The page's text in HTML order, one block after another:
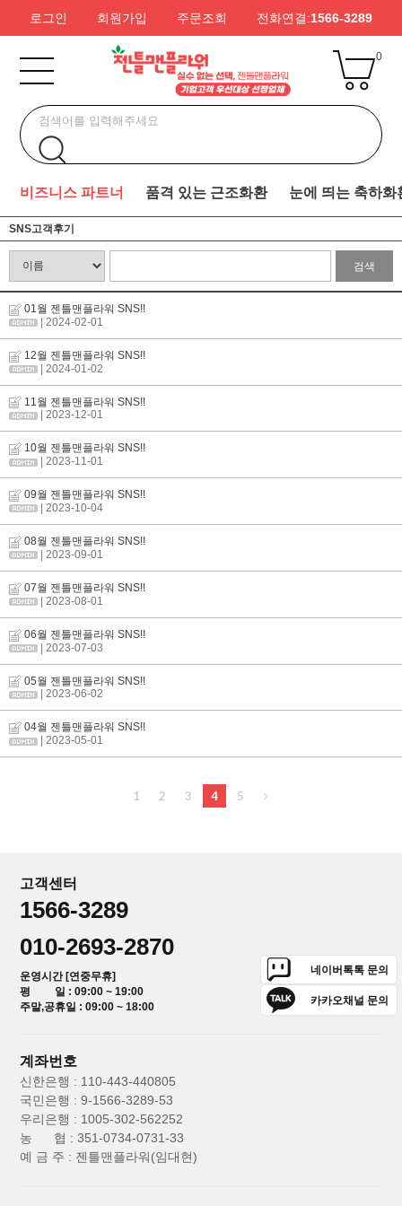
로그인 회원가입 주문조회 전화연결:1566-3289
0
비즈니스 파트너 품격 있는 근조화환 눈에 띄는 축하화
SNS고객후기
검색
01월 젠틀맨플라워 SNS!!
| 2024-02-01
12월 젠틀맨플라워 SNS!!
| 2024-01-02
11월 젠틀맨플라워 SNS!!
| 2023-12-01
10월 젠틀맨플라워 SNS!!
| 2023-11-01
09월 젠틀맨플라워 SNS!!
| 2023-10-04
08월 젠틀맨플라워 SNS!!
| 2023-09-01
07월 젠틀맨플라워 SNS!!
| 2023-08-01
06월 젠틀맨플라워 SNS!!
| 2023-07-03
05월 젠틀맨플라워 SNS!!
| 2023-06-02
04월 젠틀맨플라워 SNS!!
| 2023-05-01
1 2 3 4 5
고객센터
1566-3289
010-2693-2870
운영시간 [연중무휴]
평 일 : 09:00 ~ 19:00
주말,공휴일 : 09:00 ~ 18:00
네이버톡톡 문의
카카오채널 문의
계좌번호
신한은행 : 110-443-440805
국민은행 : 9-1566-3289-53
우리은행 : 1005-302-562252
농 협 : 351-0734-0731-33
예 금 주 : 젠틀맨플라워(임대현)